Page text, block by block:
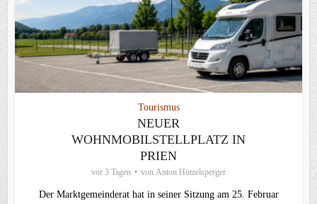
Tourismus
NEUER
WOHNMOBILSTELLPLATZ IN
PRIEN
vor 3 Tagen von Anton Hötzelsperger
Der Marktgemeinderat hat in seiner Sitzung am 25. Februar